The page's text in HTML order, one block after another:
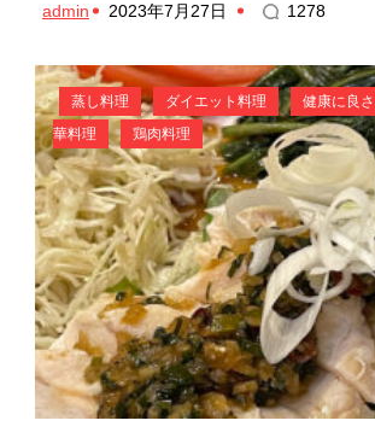
admin 2023年7月27日 1278
蒸し料理 ダイエット料理 健康に良
華料理
鶏肉料理